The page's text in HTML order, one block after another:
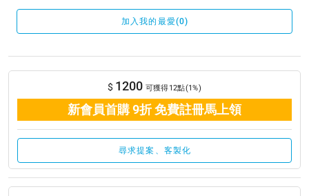
加入我的最愛(0)
$ 1200 可獲得12點(1%)
新會員首購 9折 免費註冊馬上領
尋求提案、客製化